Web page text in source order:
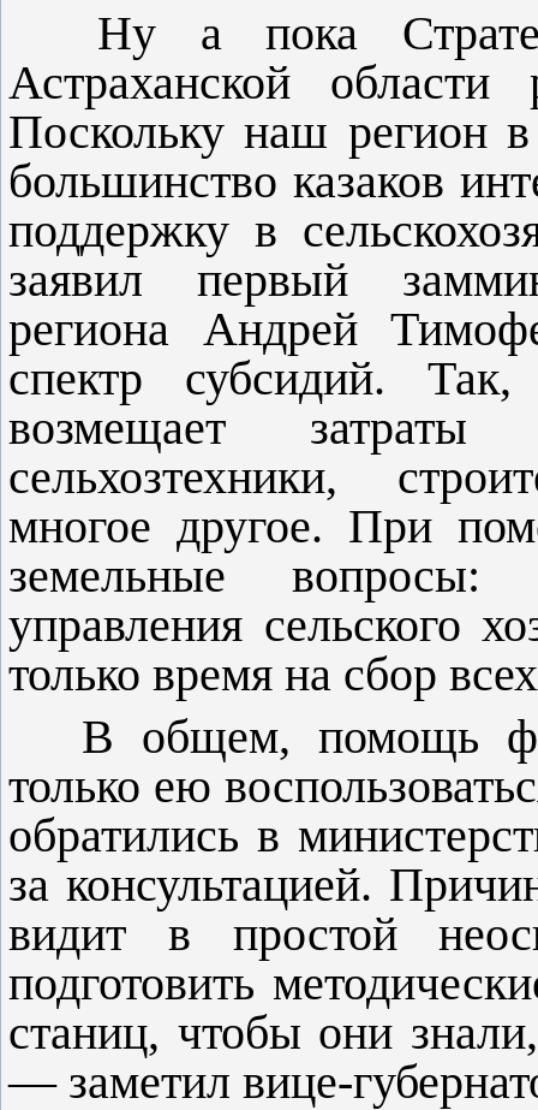
Ну а пока
Астраханской
Поскольку наш регион
большинство казаков
поддержку в
заявил первый
региона Андрей
спектр субсидий. Так,
возмещает
сельхозтехники,
многое другое. При
земельные
управления сельского
только время на сбор
В общем, помощь
только ею
обратились в
за консультацией.
видит в простой
подготовить
станиц, чтобы они
— заметил вице-